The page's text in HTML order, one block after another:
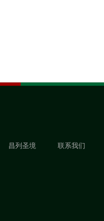
昌列圣境 联系我们